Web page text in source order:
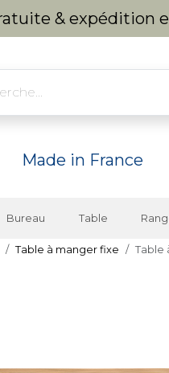
& expédition
Made in France
Bureau Table
Table à manger fixe Table